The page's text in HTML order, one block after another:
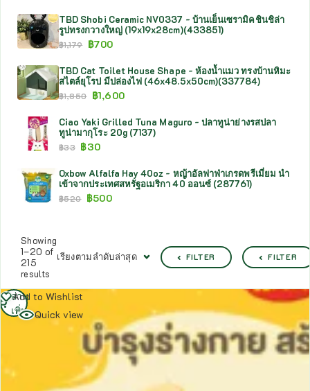
TBD Shobi Ceramic NV0337 - บ้านเย็นเซรามิคชินชิล่า
รูปทรงกวางใหญ่ (19x19x28cm)(433851)
฿1,179 ฿700
TBD Cat Toilet House Shape - ห้องน้ำแมว ทรงบ้านหิมะ
สไตล์ยุโรป มีปล่องไฟ (46x48.5x50cm)(337784)
฿1,850 ฿1,600
Ciao Yaki Grilled Tuna Maguro - ปลาทูน่าย่างรสปลา
ทูน่ามากุโระ 20g (7137)
฿33 ฿30
Oxbow Alfalfa Hay 40oz - หญ้าอัลฟาฟ่าเกรดพรีเมี่ยม นำ
เข้าจากประเทศสหรัฐอเมริกา 40 ออนซ์ (287761)
฿520 ฿500
Showing
1–20 of
215
results
เรียงตามลำดับล่าสุด FILTER FILTER
Add to Wishlist
Quick view
อ่าน
เพิ่ม